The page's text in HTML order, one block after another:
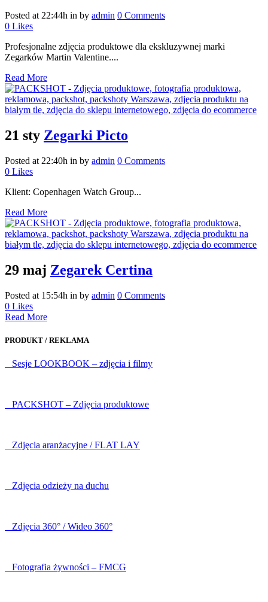
Posted at 22:44h in by admin 0 Comments
0 Likes
Profesjonalne zdjęcia produktowe dla ekskluzywnej marki
Zegarków Martin Valentine....
Read More
21 sty Zegarki Picto
Posted at 22:40h in by admin 0 Comments
0 Likes
Klient: Copenhagen Watch Group...
Read More
29 maj Zegarek Certina
Posted at 15:54h in by admin 0 Comments
0 Likes
Read More
PRODUKT / REKLAMA
Sesje LOOKBOOK – zdjęcia i filmy
PACKSHOT – Zdjęcia produktowe
Zdjęcia aranżacyjne / FLAT LAY
Zdjęcia odzieży na duchu
Zdjęcia 360° / Wideo 360°
Fotografia żywności – FMCG